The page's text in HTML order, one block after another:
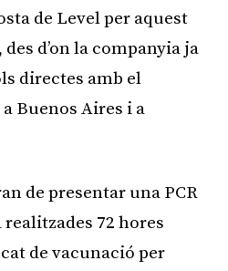
de Level per aquest
d’on la companyia ja
directes amb el
Buenos Aires i a
de presentar una PCR
72 hores
de vacunació per